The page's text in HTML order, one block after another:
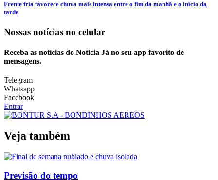
Frente fria favorece chuva mais intensa entre o fim da manhã e o início da
tarde
Nossas notícias no celular
Receba as notícias do Notícia Já no seu app favorito de
mensagens.
Telegram
Whatsapp
Facebook
Entrar
Veja também
Previsão do tempo